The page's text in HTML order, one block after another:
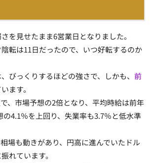
を見せたまま6営業日となりました。
転は11日だったので、いつ好転するのか
びっくりするほどの強さで、しかも、 前
ます。
、市場予想の2倍となり、平均時給は前年
の4.1％を上回り、失業率も3.7％と低水準
場も動きがあり、円高に進んでいたドル
れています。